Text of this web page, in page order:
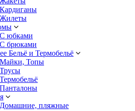
Кардиганы
Жилеты
С юбками
С брюками
Бельё и Термобельё
Майки, Топы
Трусы
Термобельё
Панталоны
Домашние, пляжные